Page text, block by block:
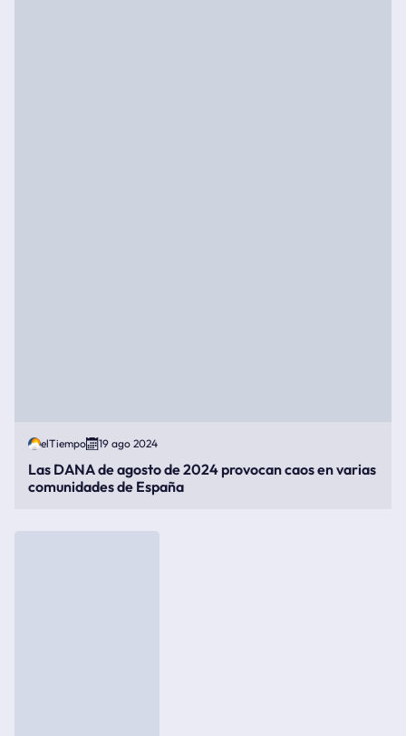
elTiempo 19 ago 2024
Las DANA de agosto de 2024 provocan caos en varias
comunidades de España